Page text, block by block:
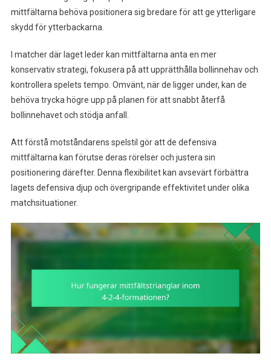
mittfältarna behöva positionera sig bredare för att ge ytterligare
skydd för ytterbackarna.
I matcher där laget leder kan mittfältarna anta en mer
konservativ strategi, fokusera på att upprätthålla bollinnehav och
kontrollera spelets tempo. Omvänt, när de ligger under, kan de
behöva trycka högre upp på planen för att snabbt återfå
bollinnehavet och stödja anfall.
Att förstå motståndarens spelstil gör att de defensiva
mittfältarna kan förutse deras rörelser och justera sin
positionering därefter. Denna flexibilitet kan avsevärt förbättra
lagets defensiva djup och övergripande effektivitet under olika
matchsituationer.